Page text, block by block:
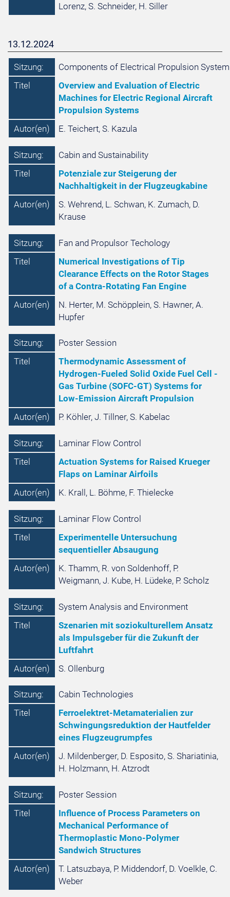
Lorenz, S. Schneider, H. Siller
13.12.2024
Sitzung:
Components of Electrical Propulsion System
Titel
Overview and Evaluation of Electric
Machines for Electric Regional Aircraft
Propulsion Systems
Autor(en)
E. Teichert, S. Kazula
Sitzung:
Cabin and Sustainability
Titel
Potenziale zur Steigerung der
Nachhaltigkeit in der Flugzeugkabine
Autor(en)
S. Wehrend, L. Schwan, K. Zumach, D.
Krause
Sitzung:
Fan and Propulsor Techology
Titel
Numerical Investigations of Tip
Clearance Effects on the Rotor Stages
of a Contra-Rotating Fan Engine
Autor(en)
N. Herter, M. Schöpplein, S. Hawner, A.
Hupfer
Sitzung:
Poster Session
Titel
Thermodynamic Assessment of
Hydrogen-Fueled Solid Oxide Fuel Cell -
Gas Turbine (SOFC-GT) Systems for
Low-Emission Aircraft Propulsion
Autor(en)
P. Köhler, J. Tillner, S. Kabelac
Sitzung:
Laminar Flow Control
Titel
Actuation Systems for Raised Krueger
Flaps on Laminar Airfoils
Autor(en)
K. Krall, L. Böhme, F. Thielecke
Sitzung:
Laminar Flow Control
Titel
Experimentelle Untersuchung
sequentieller Absaugung
Autor(en)
K. Thamm, R. von Soldenhoff, P.
Weigmann, J. Kube, H. Lüdeke, P. Scholz
Sitzung:
System Analysis and Environment
Titel
Szenarien mit soziokulturellem Ansatz
als Impulsgeber für die Zukunft der
Luftfahrt
Autor(en)
S. Ollenburg
Sitzung:
Cabin Technologies
Titel
Ferroelektret-Metamaterialien zur
Schwingungsreduktion der Hautfelder
eines Flugzeugrumpfes
Autor(en)
J. Mildenberger, D. Esposito, S. Shariatinia,
H. Holzmann, H. Atzrodt
Sitzung:
Poster Session
Titel
Influence of Process Parameters on
Mechanical Performance of
Thermoplastic Mono-Polymer
Sandwich Structures
Autor(en)
T. Latsuzbaya, P. Middendorf, D. Voelkle, C.
Weber